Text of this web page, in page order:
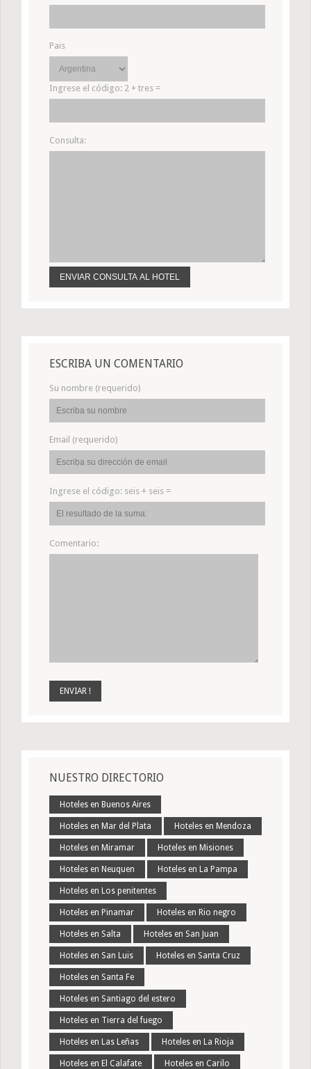
Pais
Ingrese el código: 2 + tres =
Consulta:
ESCRIBA UN COMENTARIO
Su nombre (requerido)
Email (requerido)
Ingrese el código: seis + seis =
Comentario:
NUESTRO DIRECTORIO
Hoteles en Buenos Aires
Hoteles en Mar del Plata Hoteles en Mendoza
Hoteles en Miramar Hoteles en Misiones
Hoteles en Neuquen Hoteles en La Pampa
Hoteles en Los penitentes
Hoteles en Pinamar Hoteles en Rio negro
Hoteles en Salta Hoteles en San Juan
Hoteles en San Luis Hoteles en Santa Cruz
Hoteles en Santa Fe
Hoteles en Santiago del estero
Hoteles en Tierra del fuego
Hoteles en Las Leñas Hoteles en La Rioja
Hoteles en El Calafate Hoteles en Carilo